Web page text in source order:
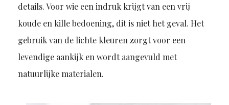
details. Voor wie een indruk krijgt van een vrij
koude en kille bedoening, dit is niet het geval. Het
gebruik van de lichte kleuren zorgt voor een
levendige aankijk en wordt aangevuld met
natuurlijke materialen.